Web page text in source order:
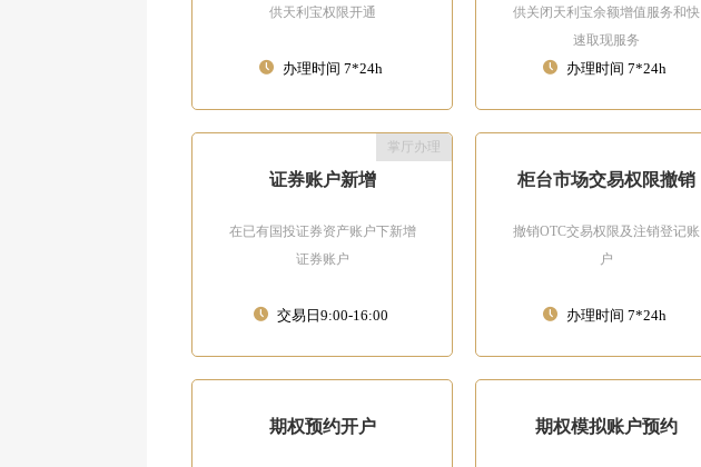
供天利宝权限开通
办理时间 7*24h
供关闭天利宝余额增值服务和快
速取现服务
办理时间 7*24h
证券账户新增
掌厅办理
在已有国投证券资产账户下新增
证券账户
交易日9:00-16:00
柜台市场交易权限撤销
撤销OTC交易权限及注销登记账
户
办理时间 7*24h
期权预约开户 期权模拟账户预约